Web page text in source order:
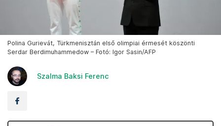
Polina Gurievát, Türkmenisztán első olimpiai érmesét köszönti
Serdar Berdimuhammedow – Fotó: Igor Sasin/AFP
Szalma Baksi Ferenc